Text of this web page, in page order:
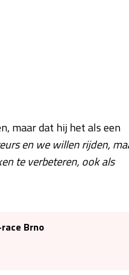
maar dat hij het als een
en we willen rijden,
te verbeteren, ook als
Brno